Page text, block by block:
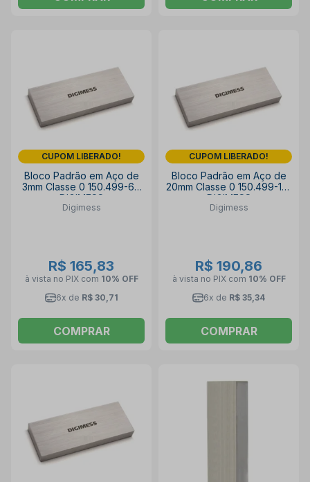
CUPOM LIBERADO!
Bloco Padrão em Aço de
3mm Classe 0 150.499-67
DIGIMESS
Digimess
R$ 165,83
à vista no PIX com 10% OFF
6x de R$ 30,71
COMPRAR
CUPOM LIBERADO!
Bloco Padrão em Aço de
20mm Classe 0 150.499-101
DIGIMESS
Digimess
R$ 190,86
à vista no PIX com 10% OFF
6x de R$ 35,34
COMPRAR